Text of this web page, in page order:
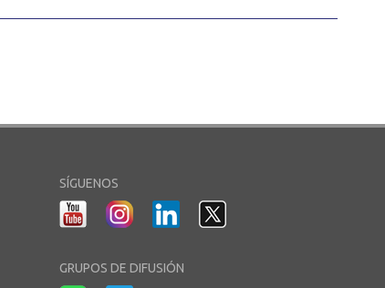
SÍGUENOS
GRUPOS DE DIFUSIÓN